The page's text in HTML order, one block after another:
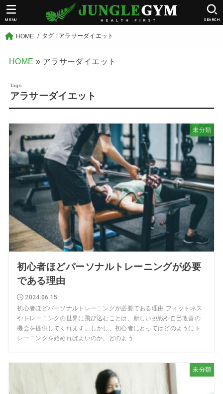
SEARCH
MENU
HOME タグ : アラサーダイエット
HOME » アラサーダイエット
アラサーダイエット
未分類
初心者ほどパーソナルトレーニングが必要
である理由
2024.06.15
初心者ほどパーソナルトレーニングが必要である理由 フィットネス
やトレーニングの世界に飛び込むことは、新しい挑戦や自己改善の
機会を提供してくれます。しかし、初心者にとってはどのようにト
レーニングを始めればよいのか、どのよう...
未分類